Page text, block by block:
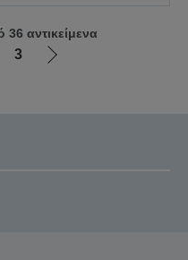
3
Μετάβαση
αντικείμενα